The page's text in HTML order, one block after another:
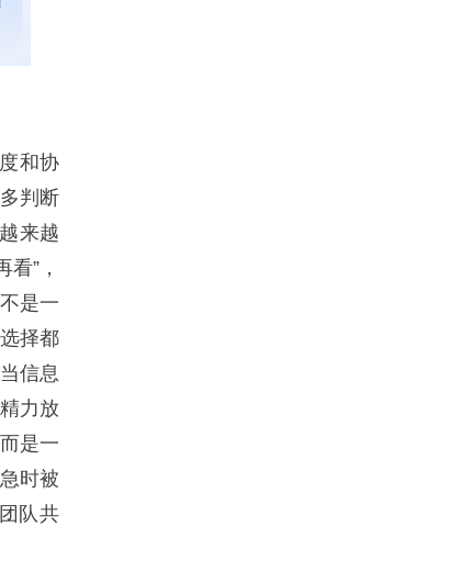
和协
判断
来越
”，
是一
择都
信息
力放
是一
时被
队共